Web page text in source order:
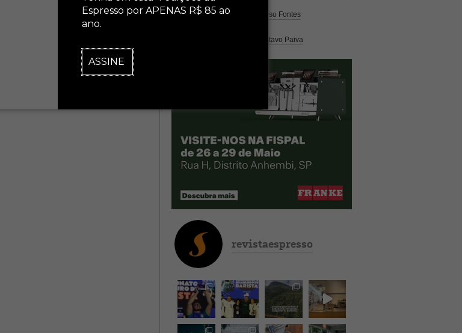
Espresso por APENAS R$ 85 ao
ano.
ASSINE
Análisepor Caio Alonso Fontes
por Gustavo Paiva
revistaespresso